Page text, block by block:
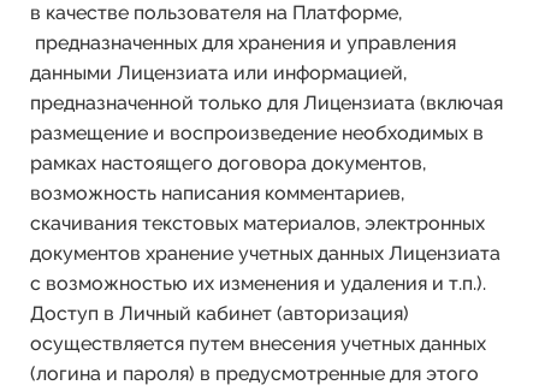
в качестве пользователя на Платформе,
предназначенных для хранения и управления
данными Лицензиата или информацией,
предназначенной только для Лицензиата (включая
размещение и воспроизведение необходимых в
рамках настоящего договора документов,
возможность написания комментариев,
скачивания текстовых материалов, электронных
документов хранение учетных данных Лицензиата
с возможностью их изменения и удаления и т.п.).
Доступ в Личный кабинет (авторизация)
осуществляется путем внесения учетных данных
(логина и пароля) в предусмотренные для этого